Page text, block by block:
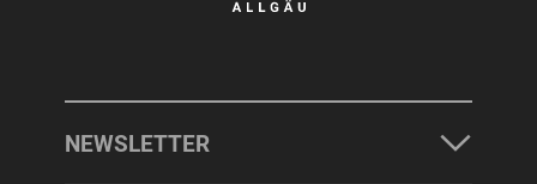
NEWSLETTER